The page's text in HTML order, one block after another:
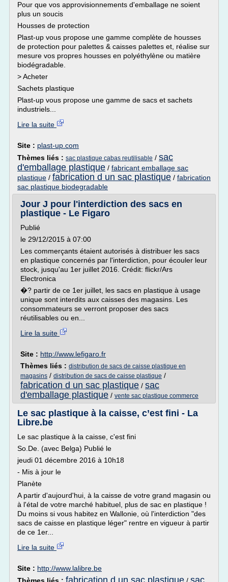
Pour que vos approvisionnements d'emballage ne soient
plus un soucis
Housses de protection
Plast-up vous propose une gamme complète de housses
de protection pour palettes & caisses palettes et, réalise sur
mesure vos propres housses en polyéthylène ou matière
biodégradable.
> Acheter
Sachets plastique
Plast-up vous propose une gamme de sacs et sachets
industriels...
Lire la suite
Site : plast-up.com
Thèmes liés : sac plastique cabas reutilisable / sac
d'emballage plastique / fabricant emballage sac
plastique / fabrication d un sac plastique / fabrication
sac plastique biodegradable
Jour J pour l'interdiction des sacs en
plastique - Le Figaro
Publié
le 29/12/2015 à 07:00
Les commerçants étaient autorisés à distribuer les sacs
en plastique concernés par l'interdiction, pour écouler leur
stock, jusqu'au 1er juillet 2016. Crédit: flickr/Ars
Electronica
�? partir de ce 1er juillet, les sacs en plastique à usage
unique sont interdits aux caisses des magasins. Les
consommateurs se verront proposer des sacs
réutilisables ou en...
Lire la suite
Site : http://www.lefigaro.fr
Thèmes liés : distribution de sacs de caisse plastique en
magasins / distribution de sacs de caisse plastique /
fabrication d un sac plastique / sac
d'emballage plastique / vente sac plastique commerce
Le sac plastique à la caisse, c’est fini - La
Libre.be
Le sac plastique à la caisse, c'est fini
So.De. (avec Belga) Publié le
jeudi 01 décembre 2016 à 10h18
- Mis à jour le
Planète
A partir d'aujourd'hui, à la caisse de votre grand magasin ou
à l'étal de votre marché habituel, plus de sac en plastique !
Du moins si vous habitez en Wallonie, où l'interdiction "des
sacs de caisse en plastique léger" rentre en vigueur à partir
de ce 1er...
Lire la suite
Site : http://www.lalibre.be
fabrication d un sac plastique sac